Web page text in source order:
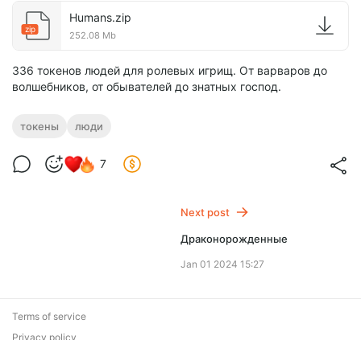
zip
Humans.zip
252.08 Mb
336 токенов людей для ролевых игрищ. От варваров до
волшебников, от обывателей до знатных господ.
токены люди
7
Next post
Драконорожденные
Jan 01 2024 15:27
Terms of service
Privacy policy